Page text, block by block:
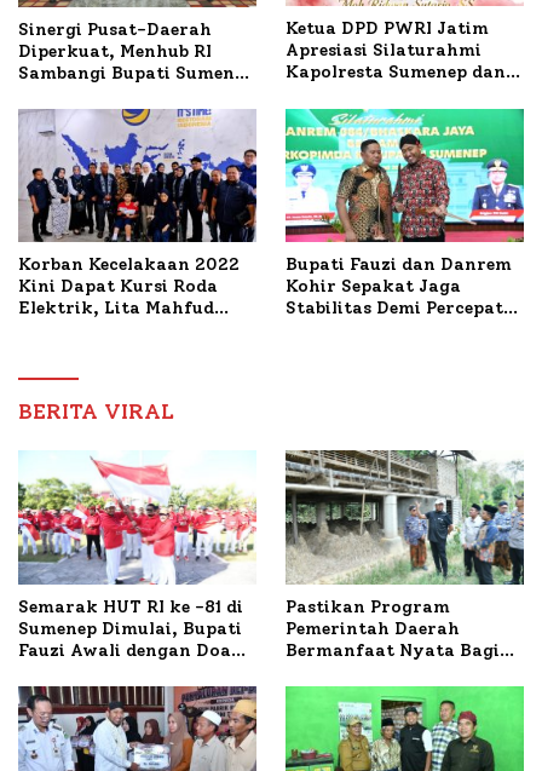
Sinergi Pusat-Daerah
Diperkuat, Menhub RI
Sambangi Bupati Sumenep
Mutiara Sentosa II
Ketua DPD PWRI Jatim
Apresiasi Silaturahmi
Kapolresta Sumenep dan
Ideal Polri-Pers
Korban Kecelakaan 2022
Kini Dapat Kursi Roda
Elektrik, Lita Mahfud
Nabil
Bupati Fauzi dan Danrem
Kohir Sepakat Jaga
Stabilitas Demi Percepat
BERITA VIRAL
Semarak HUT RI ke -81 di
Sumenep Dimulai, Bupati
Fauzi Awali dengan Doa
Terbakar
Pastikan Program
Pemerintah Daerah
Bermanfaat Nyata Bagi
Sumenep Tinjau Langsung
Budidaya Lele dan Ayam
Petelur di Desa Bataal
Timur